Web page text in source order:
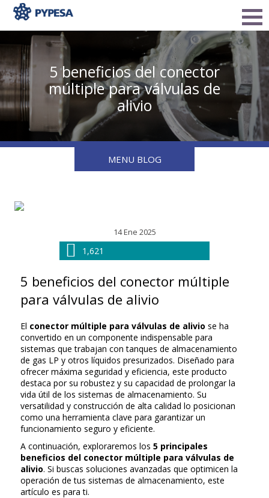
5 beneficios del conector
múltiple para válvulas de
alivio
MENU BLOG
14 Ene 2025
1,621
5 beneficios del conector múltiple
para válvulas de alivio
El conector múltiple para válvulas de alivio se ha
convertido en un componente indispensable para
sistemas que trabajan con tanques de almacenamiento
de gas LP y otros líquidos presurizados. Diseñado para
ofrecer máxima seguridad y eficiencia, este producto
destaca por su robustez y su capacidad de prolongar la
vida útil de los sistemas de almacenamiento. Su
versatilidad y construcción de alta calidad lo posicionan
como una herramienta clave para garantizar un
funcionamiento seguro y eficiente.
A continuación, exploraremos los 5 principales
beneficios del conector múltiple para válvulas de
alivio. Si buscas soluciones avanzadas que optimicen la
operación de tus sistemas de almacenamiento, este
artículo es para ti.